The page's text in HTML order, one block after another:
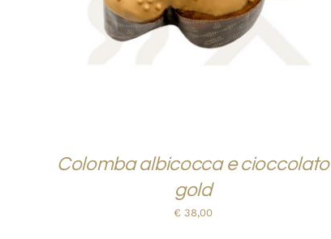
Colomba albicocca e cioccolato
gold
€38,00